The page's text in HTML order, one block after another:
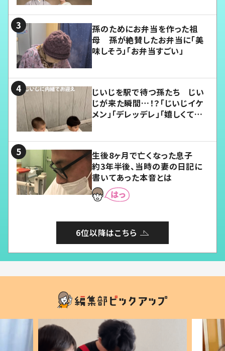
孫のためにお弁当を作った祖
母 孫が絶賛したお弁当に「美
味しそう」「お弁当すごい」
じいじを駅で待つ孫たち じい
じが来た瞬間…！？「じいじイケ
メン」「デレッデレ」「嬉しくて可
生後8ヶ月で亡くなった息子
約3年半後、当時の妻の日記に
書いてあった本音とは
6位以降はこちら